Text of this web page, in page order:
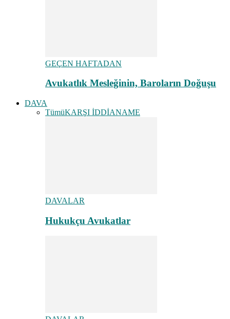
GEÇEN HAFTADAN
Avukatlık Mesleğinin, Baroların Doğuşu
DAVA
TümüKARŞI İDDİANAME
DAVALAR
Hukukçu Avukatlar